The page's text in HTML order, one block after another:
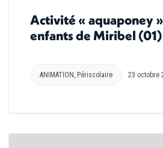
Activité « aquaponey
enfants de Miribel (01)
ANIMATION Périscolaire 23 octobre